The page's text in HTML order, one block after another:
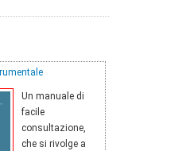
Un manuale di
facile
consultazione,
che si rivolge a